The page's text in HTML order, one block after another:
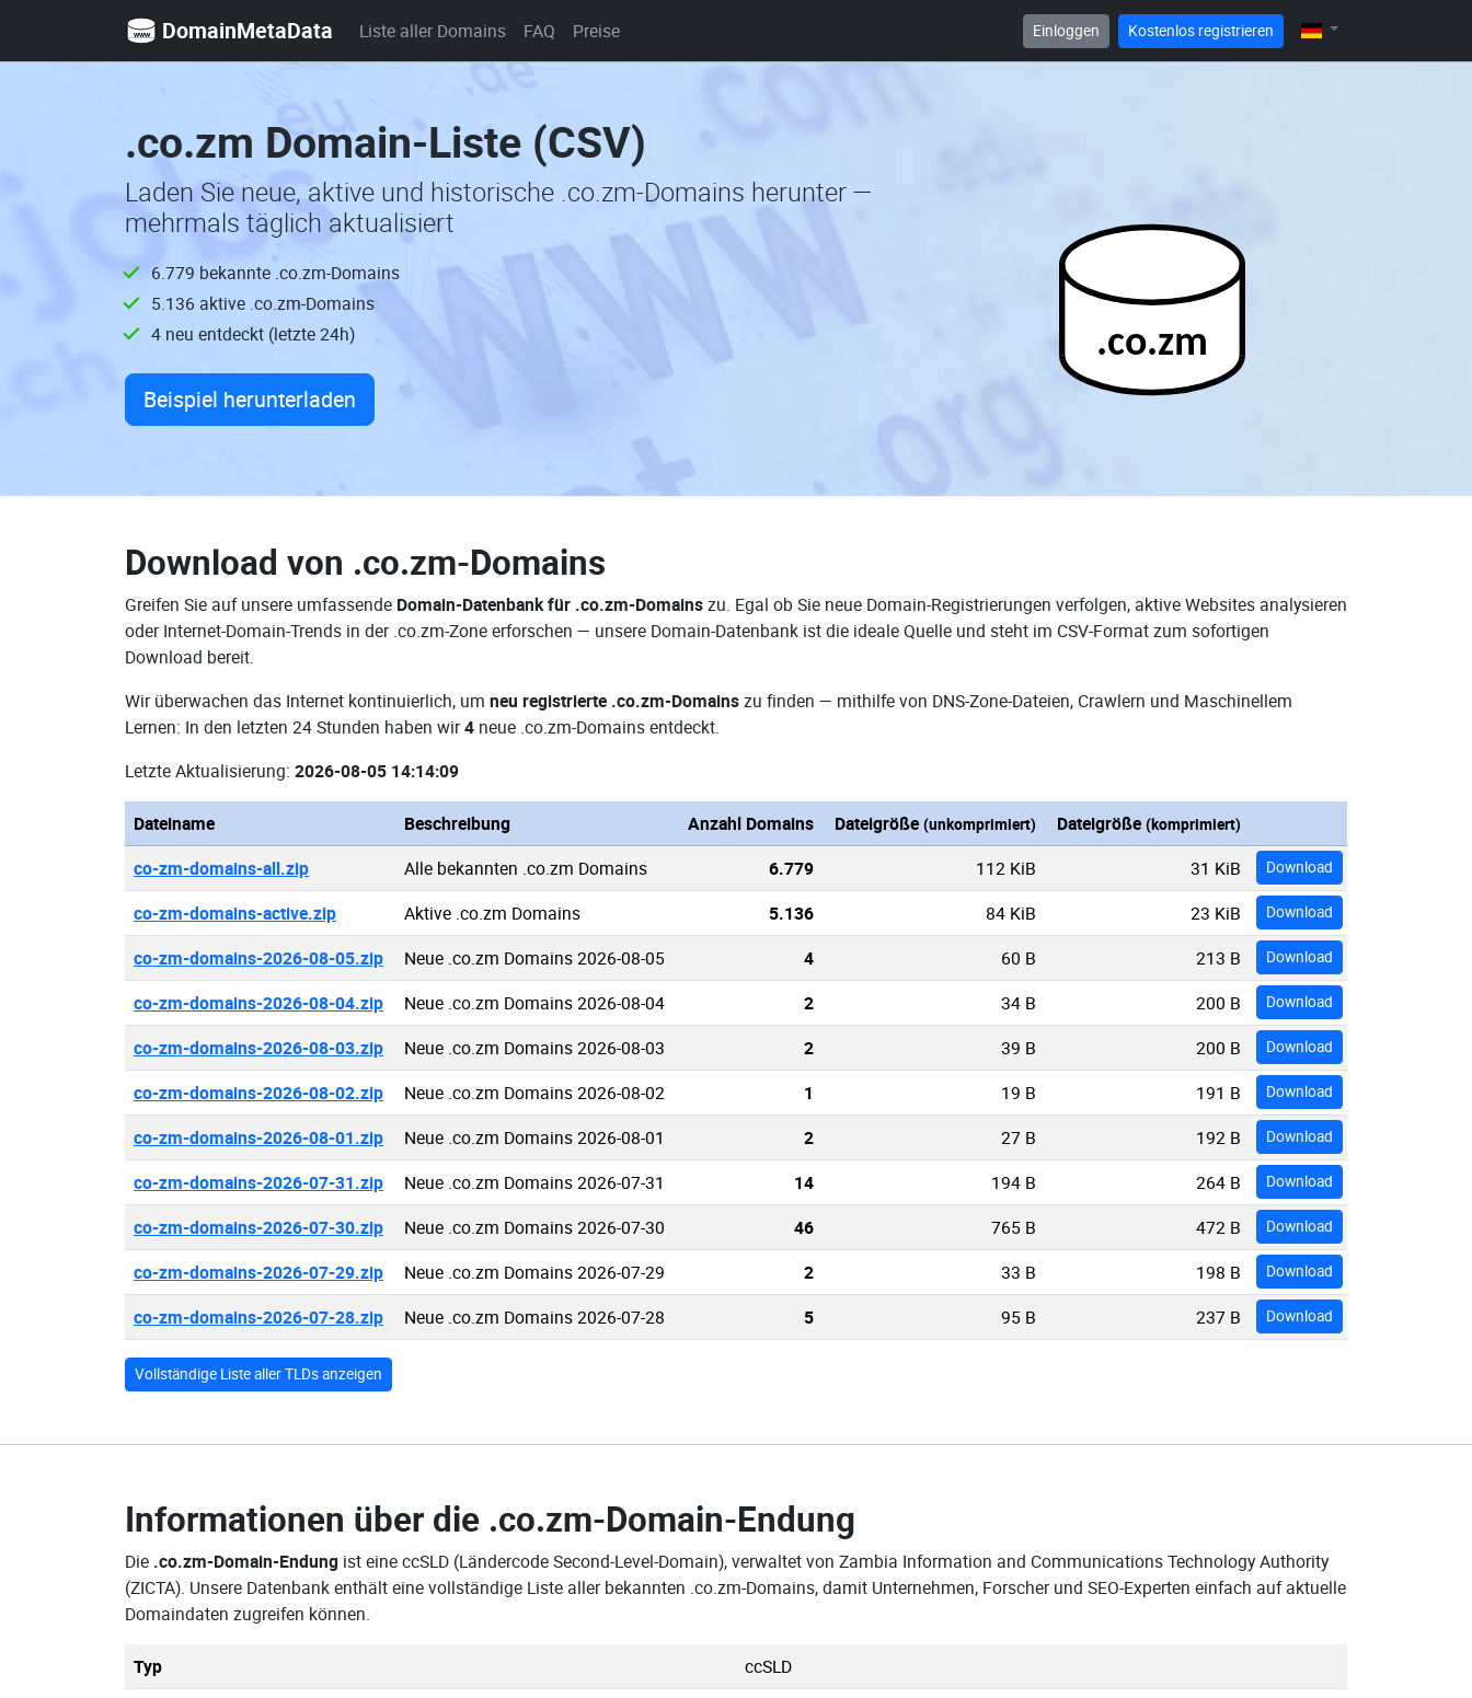
DomainMetaData Liste aller Domains FAQ Preise Einloggen Kostenlos registrieren
.co.zm Domain-Liste (CSV)
Laden Sie neue, aktive und historische .co.zm-Domains herunter —
mehrmals täglich aktualisiert
6.779 bekannte .co.zm-Domains
5.136 aktive .co.zm-Domains
4 neu entdeckt (letzte 24h)
Beispiel herunterladen
.co.zm
Download von .co.zm-Domains
Greifen Sie auf unsere umfassende Domain-Datenbank für .co.zm-Domainszu. Egal ob Sie neue Domain-Registrierungen verfolgen, aktive Websites analysieren
oder Internet-Domain-Trends in der .co.zm-Zone erforschen — unsere Domain-Datenbank ist die ideale Quelle und steht im CSV-Format zum sofortigen
Download bereit.
Wir überwachen das Internet kontinuierlich, um neu registrierte .co.zm-Domainszu finden — mithilfe von DNS-Zone-Dateien, Crawlern und Maschinellem
Lernen: In den letzten 24 Stunden haben wir4 neue .co.zm-Domains entdeckt.
Letzte Aktualisierung: 2026-08-05 14:14:09
Dateiname Beschreibung Anzahl Domains Dateigröße (unkomprimiert) Dateigröße (komprimiert)
co-zm-domains-all.zip Alle bekannten .co.zm Domains 6.779 112 KiB 31 KiB Download
co-zm-domains-active.zip Aktive .co.zm Domains 5.136 84 KiB 23 KiB Download
co-zm-domains-2026-08-05.zip Neue .co.zm Domains 2026-08-05 4 60 B 213 B Download
co-zm-domains-2026-08-04.zip Neue .co.zm Domains 2026-08-04 2 34 B 200 B Download
co-zm-domains-2026-08-03.zip Neue .co.zm Domains 2026-08-03 2 39 B 200 B Download
co-zm-domains-2026-08-02.zip Neue .co.zm Domains 2026-08-02 1 19 B 191 B Download
co-zm-domains-2026-08-01.zip Neue .co.zm Domains 2026-08-01 2 27 B 192 B Download
co-zm-domains-2026-07-31.zip Neue .co.zm Domains 2026-07-31 14 194 B 264 B Download
co-zm-domains-2026-07-30.zip Neue .co.zm Domains 2026-07-30 46 765 B 472 B Download
co-zm-domains-2026-07-29.zip Neue .co.zm Domains 2026-07-29 2 33 B 198 B Download
co-zm-domains-2026-07-28.zip Neue .co.zm Domains 2026-07-28 5 95 B 237 B Download
Vollständige Liste aller TLDs anzeigen
Informationen über die .co.zm-Domain-Endung
Die .co.zm-Domain-Endung ist eine ccSLD (Ländercode Second-Level-Domain), verwaltet von Zambia Information and Communications Technology Authority
(ZICTA). Unsere Datenbank enthält eine vollständige Liste aller bekannten .co.zm-Domains, damit Unternehmen, Forscher und SEO-Experten einfach auf aktuelle
Domaindaten zugreifen können.
Typ
ccSLD